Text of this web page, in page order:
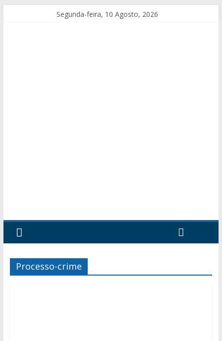
Segunda-feira, 10 Agosto, 2026
Processo-crime